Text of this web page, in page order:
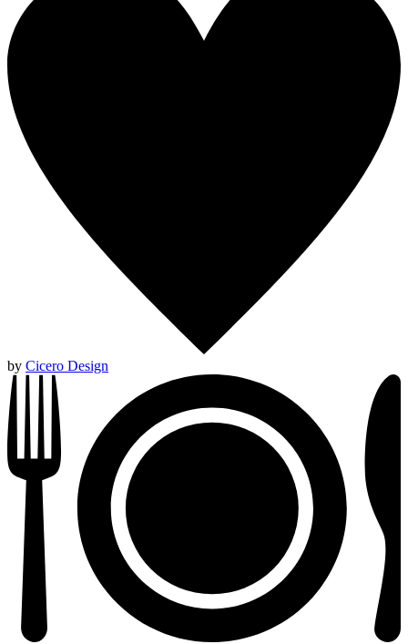
by Cicero Design